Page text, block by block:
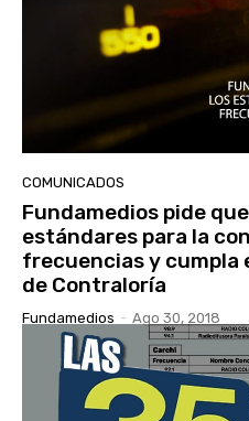
COMUNICADOS
Fundamedios pide
estándares para la
frecuencias y
de Contraloría
Fundamedios - Ago 30, 2018